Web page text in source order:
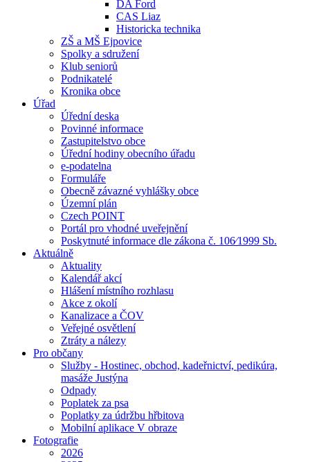
DA Ford
CAS Liaz
Historicka technika
ZŠ a MŠ Ejpovice
Spolky a sdružení
Klub seniorů
Podnikatelé
Kronika obce
Úřad
Úřední deska
Povinné informace
Zastupitelstvo obce
Úřední hodiny obecního úřadu
e-podatelna
Formuláře
Obecně závazné vyhlášky obce
Územní plán
Czech POINT
Portál pro vhodné uveřejnění
Poskytnuté informace dle zákona č. 106⁄1999 Sb.
Aktuálně
Aktuality
Kalendář akcí
Hlášení místního rozhlasu
Akce z okolí
Kanalizace a ČOV
Veřejné osvětlení
Ztráty a nálezy
Pro občany
Služby - Hostinec, obchod, kadeřnictví, pedikúra,
masáže Justýna
Odpady
Poplatek za psa
Poplatky za údržbu hřbitova
Mobilní aplikace V obraze
Fotografie
2026